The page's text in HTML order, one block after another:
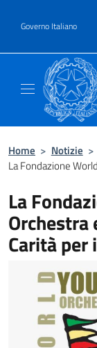
Governo Italiano
Home > Notizie >
La Fondazione
La
Carità per